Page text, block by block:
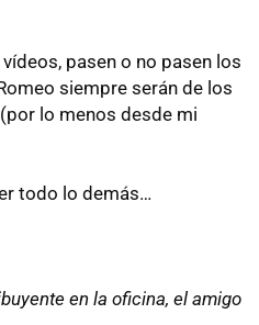
pasen o no pasen los
siempre serán de los
lo menos desde mi
todo lo demás…
en la oficina, el amigo